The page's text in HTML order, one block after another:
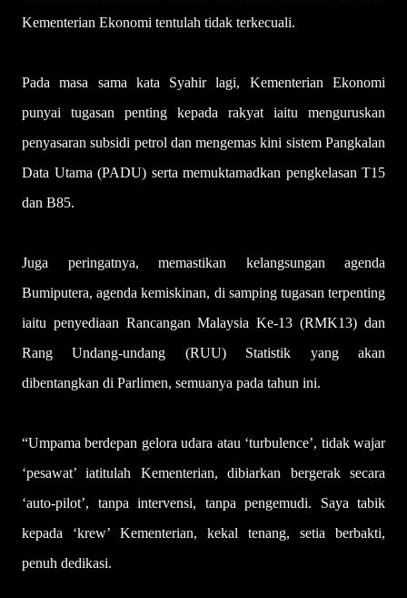
Kementerian Ekonomi tentulah tidak terkecuali.
Pada masa sama kata Syahir lagi, Kementerian Ekonomi
punyai tugasan penting kepada rakyat iaitu menguruskan
penyasaran subsidi petrol dan mengemas kini sistem Pangkalan
Data Utama (PADU) serta memuktamadkan pengkelasan T15
dan B85.
Juga peringatnya, memastikan kelangsungan agenda
Bumiputera, agenda kemiskinan, di samping tugasan terpenting
iaitu penyediaan Rancangan Malaysia Ke-13 (RMK13) dan
Rang Undang-undang (RUU) Statistik yang akan
dibentangkan di Parlimen, semuanya pada tahun ini.
“Umpama berdepan gelora udara atau ‘turbulence’, tidak wajar
‘pesawat’ iatitulah Kementerian, dibiarkan bergerak secara
‘auto-pilot’, tanpa intervensi, tanpa pengemudi. Saya tabik
kepada ‘krew’ Kementerian, kekal tenang, setia berbakti,
penuh dedikasi.